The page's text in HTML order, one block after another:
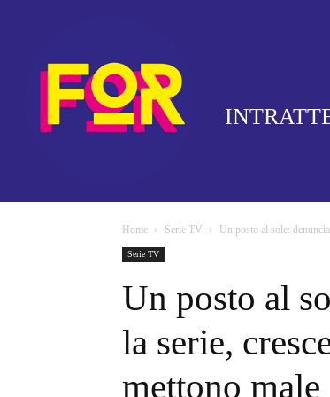
Home Serie TV Un posto al sole:
Serie TV
Un posto al
la serie,
mettono male